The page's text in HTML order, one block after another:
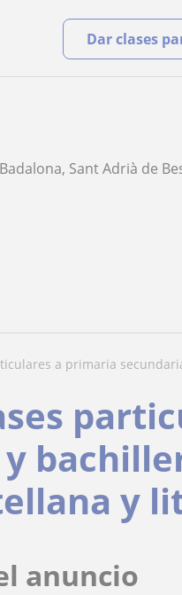
Dar clases
Sant Adrià de
a primaria
y
anuncio